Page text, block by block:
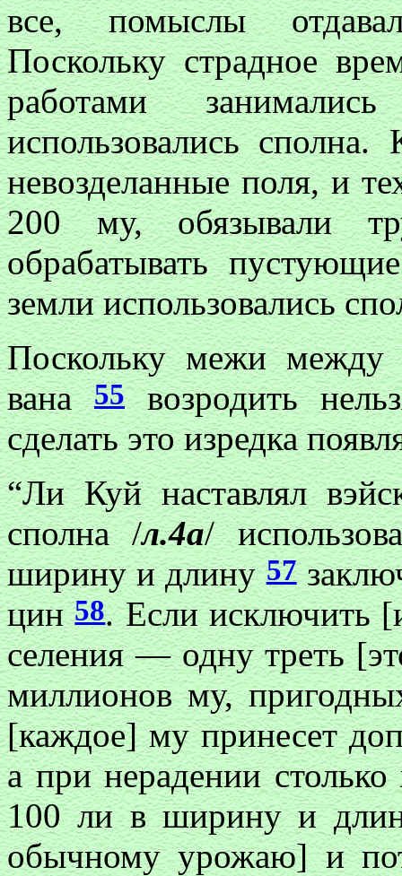
все, помыслы
Поскольку страдное
работами
использовались
невозделанные поля, и
200 му, обязывали
обрабатывать
земли использовались
Поскольку межи между
вана55возродить
сделать это изредка
“Ли Куй наставлял
сполна /л.4а/
ширину и длину57
цин58. Если исключить
селения — одну треть
миллионов му,
[каждое] му принесет
а при нерадении
100 ли в ширину и
обычному урожаю] и